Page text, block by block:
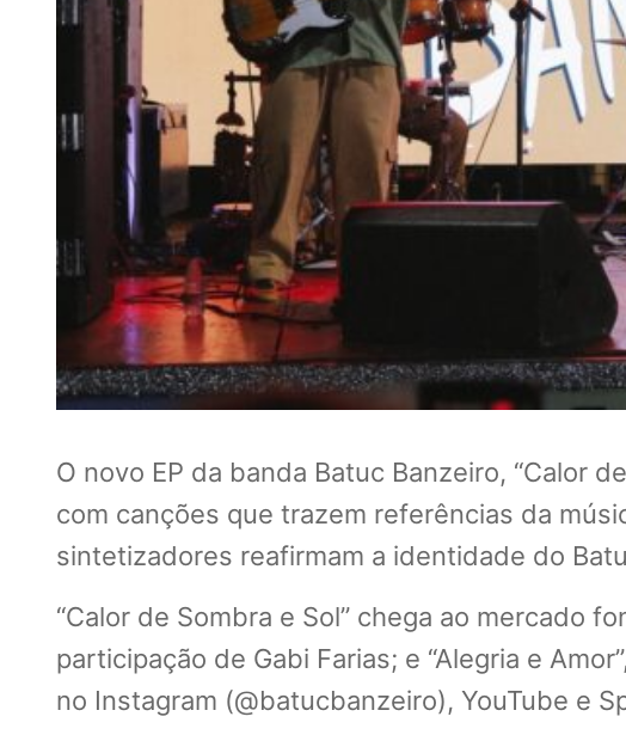
O novo EP da banda Batuc Banzeiro, “Calor
com canções que trazem referências da
sintetizadores reafirmam a identidade do
“Calor de Sombra e Sol” chega ao mercado
participação de Gabi Farias; e “Alegria e
no Instagram (@batucbanzeiro), YouTube e